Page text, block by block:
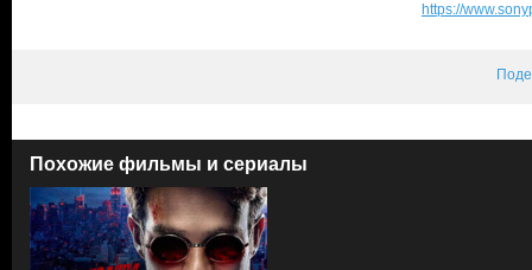
https://
Похожие фильмы и сериалы